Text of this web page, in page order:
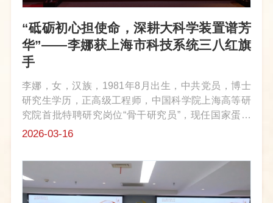
“砥砺初心担使命，深耕大科学装置谱芳
华”——李娜获上海市科技系统三八红旗
手
李娜，女，汉族，1981年8月出生，中共党员，博士
研究生学历，正高级工程师，中国科学院上海高等研
究院首批特聘研究岗位“骨干研究员”，现任国家蛋白
质科学研究（上海）设施党支部书记，是我国同步辐
科研骨干。作为一名女性科技工作...
2026-03-16